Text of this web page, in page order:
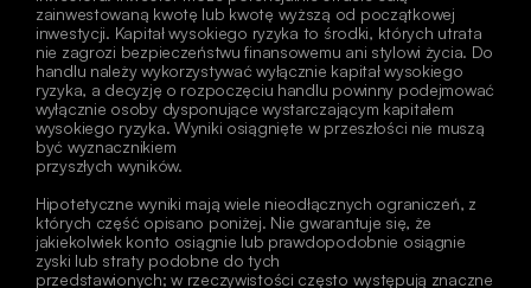
zainwestowaną kwotę lub kwotę wyższą od początkowej
inwestycji. Kapitał wysokiego ryzyka to środki, których utrata
nie zagrozi bezpieczeństwu finansowemu ani stylowi życia. Do
handlu należy wykorzystywać wyłącznie kapitał wysokiego
ryzyka, a decyzję o rozpoczęciu handlu powinny podejmować
wyłącznie osoby dysponujące wystarczającym kapitałem
wysokiego ryzyka. Wyniki osiągnięte w przeszłości nie muszą
być wyznacznikiem
przyszłych wyników.
Hipotetyczne wyniki mają wiele nieodłącznych ograniczeń, z
których część opisano poniżej. Nie gwarantuje się, że
jakiekolwiek konto osiągnie lub prawdopodobnie osiągnie
zyski lub straty podobne do tych
przedstawionych; w rzeczywistości często występują znaczne